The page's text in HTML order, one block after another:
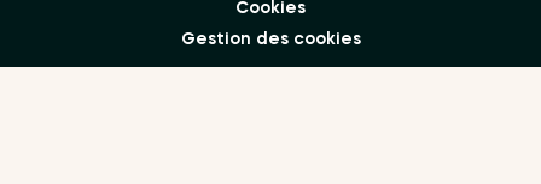
Cookies
Gestion des cookies